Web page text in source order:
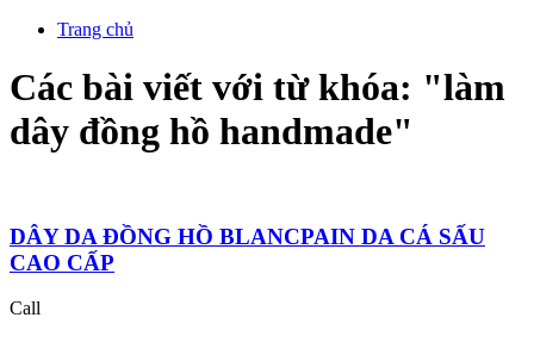
Trang chủ
Các bài viết với từ khóa: "làm
dây đồng hồ handmade"
DÂY DA ĐỒNG HỒ BLANCPAIN DA CÁ SẤU
CAO CẤP
Call